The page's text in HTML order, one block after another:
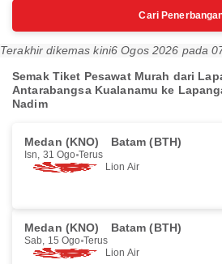
Cari
Terakhir dikemas kini6 Ogos 2026 pada
Semak Tiket Pesawat Murah dari
Antarabangsa Kualanamu ke
Nadim
Medan (KNO) Batam (BTH)
Isn, 31 Ogo Terus
Lion Air
Medan (KNO) Batam (BTH)
Sab, 15 Ogo Terus
Lion Air